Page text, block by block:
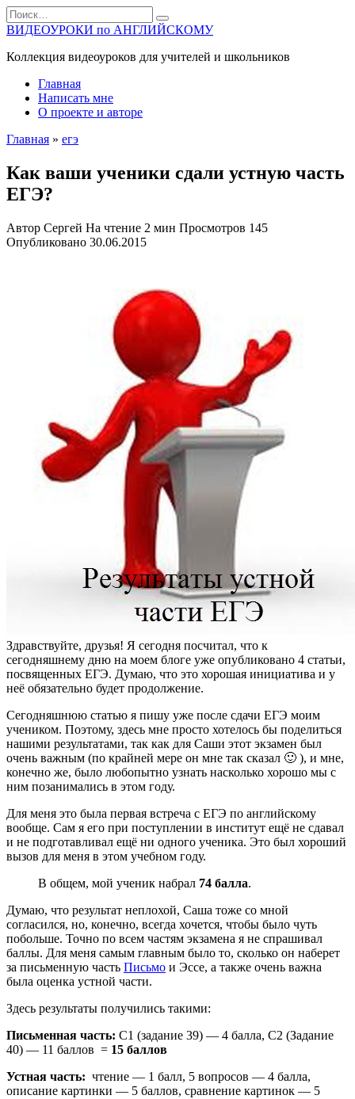
Перейти
к
содержанию
Search
for:
ВИДЕОУРОКИ по АНГЛИЙСКОМУ
Коллекция видеоуроков для учителей и школьников
Главная
Написать мне
О проекте и авторе
Главная » егэ
Как ваши ученики сдали устную часть
ЕГЭ?
Автор Сергей На чтение 2 мин Просмотров 145
Опубликовано 30.06.2015
Здравствуйте, друзья! Я сегодня посчитал, что к
сегодняшнему дню на моем блоге уже опубликовано 4 статьи,
посвященных ЕГЭ. Думаю, что это хорошая инициатива и у
неё обязательно будет продолжение.
Сегодняшнюю статью я пишу уже после сдачи ЕГЭ моим
учеником. Поэтому, здесь мне просто хотелось бы поделиться
нашими результатами, так как для Саши этот экзамен был
очень важным (по крайней мере он мне так сказал 🙂 ), и мне,
конечно же, было любопытно узнать насколько хорошо мы с
ним позанимались в этом году.
Для меня это была первая встреча с ЕГЭ по английскому
вообще. Сам я его при поступлении в институт ещё не сдавал
и не подготавливал ещё ни одного ученика. Это был хороший
вызов для меня в этом учебном году.
В общем, мой ученик набрал 74 балла.
Думаю, что результат неплохой, Саша тоже со мной
согласился, но, конечно, всегда хочется, чтобы было чуть
побольше. Точно по всем частям экзамена я не спрашивал
баллы. Для меня самым главным было то, сколько он наберет
за письменную часть Письмо и Эссе, а также очень важна
была оценка устной части.
Здесь результаты получились такими:
Письменная часть: С1 (задание 39) — 4 балла, С2 (Задание
40) — 11 баллов = 15 баллов
Устная часть: чтение — 1 балл, 5 вопросов — 4 балла,
описание картинки — 5 баллов, сравнение картинок — 5